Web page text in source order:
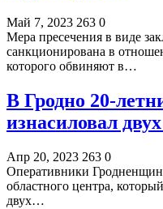
Май 7, 2023 263 0
Мера пресечения в виде
санкционирована в
которого обвиняют в…
В Гродно 20-
изнасиловал
Апр 20, 2023 263 0
Оперативники
областного центра,
двух…